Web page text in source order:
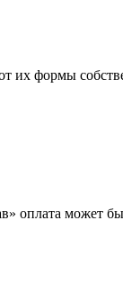
их формы
оплата может